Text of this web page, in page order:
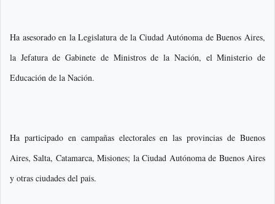
Ha asesorado en la Legislatura de la Ciudad Autónoma de Buenos Aires,
la Jefatura de Gabinete de Ministros de la Nación, el Ministerio de
Educación de la Nación.
Ha participado en campañas electorales en las provincias de Buenos
Aires, Salta, Catamarca, Misiones; la Ciudad Autónoma de Buenos Aires
y otras ciudades del pais.